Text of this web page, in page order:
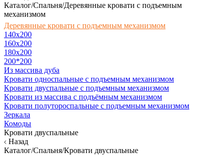
Каталог/Спальня/Деревянные кровати с подъемным
механизмом
Деревянные кровати с подъемным механизмом
140x200
160х200
180х200
200*200
Из массива дуба
Кровати односпальные с подъемным механизмом
Кровати двуспальные с подъемным механизмом
Кровати из массива с подъёмным механизмом
Кровати полутороспальные с подъемным механизмом
Зеркала
Комоды
Кровати двуспальные
Назад
Каталог/Спальня/Кровати двуспальные